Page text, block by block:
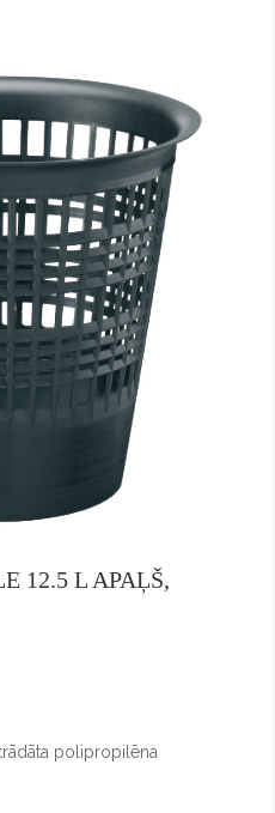
12.5 L APAĻŠ,
polipropilēna